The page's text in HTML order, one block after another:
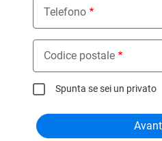
Telefono
Codice postale
Spunta se sei un privato